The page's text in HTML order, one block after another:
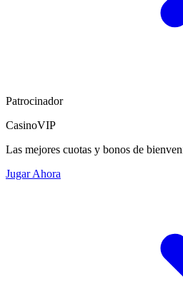
Patrocinador
CasinoVIP
Las mejores cuotas y bonos de
Jugar Ahora